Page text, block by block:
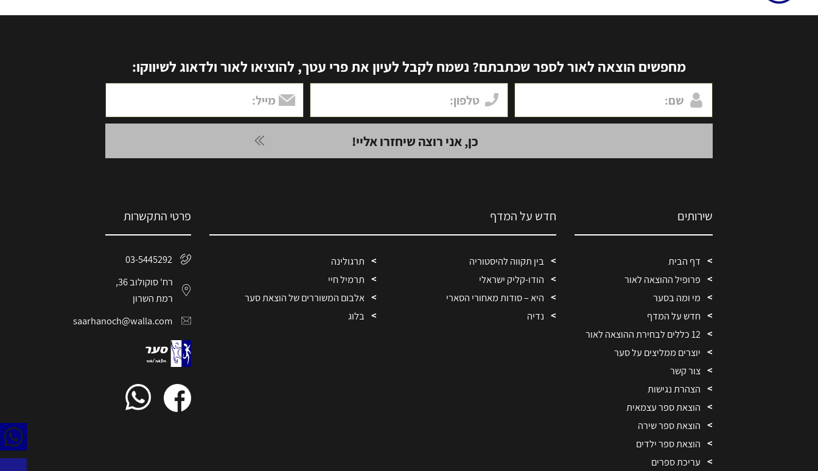
מחפשים הוצאה לאור לספר שכתבתם? נשמח לקבל לעיון את פרי עטך, להוציאו לאור ולדאוג לשיווקו:
שירותים
דף הבית
פרופיל ההוצאה לאור
מי ומה בסער
חדש על המדף
12 כללים לבחירת ההוצאה לאור
יוצרים ממליצים על סער
צור קשר
הצהרת נגישות
הוצאת ספר עצמאית
הוצאת ספר שירה
הוצאת ספר ילדים
עריכת ספרים
חדש על המדף
בין תקווה להיסטוריה
הודו-קליק ישראלי
היא – סודות מאחורי הסארי
נדיה
תרגולינה
תרמיל חיי
אלבום המשוררים של הוצאת סער
בלוג
פרטי התקשרות
03-5445292
רח' סוקולוב 36,
רמת השרון
saarhanoch@walla.com